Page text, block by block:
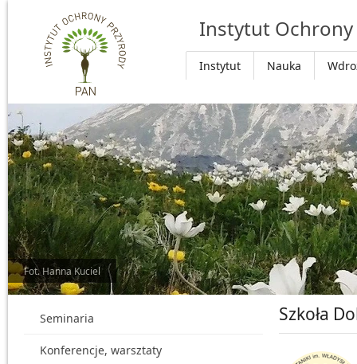
Przejdź do głównej treści
Instytut Ochrony
Instytut Nauka
Fot. Hanna Kuciel
Seminaria
Konferencje, warsztaty
Szkoła